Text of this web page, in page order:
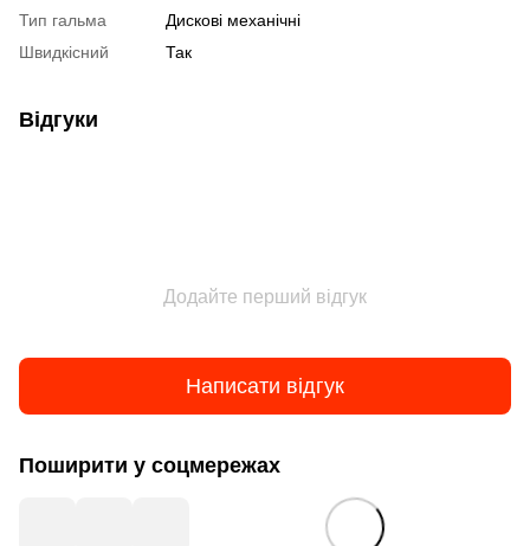
Тип гальма
Дискові механічні
Швидкісний
Так
Відгуки
Додайте перший відгук
Написати відгук
Поширити у соцмережах